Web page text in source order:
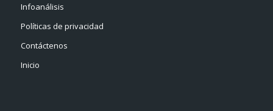
Infoanálisis
Políticas de privacidad
Contáctenos
Inicio